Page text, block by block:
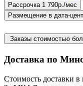
Рассрочка 1 790р./мес
Размещение в дата-
Заказы стоимостью
Доставка по
Стоимость доставки